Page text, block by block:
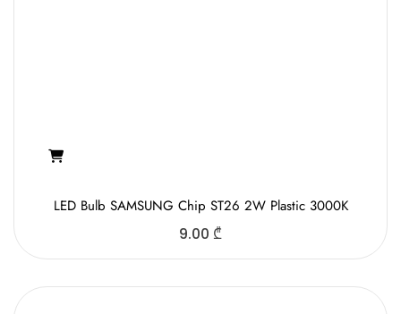
LED Bulb SAMSUNG Chip ST26 2W Plastic 3000K
9.00 ₾